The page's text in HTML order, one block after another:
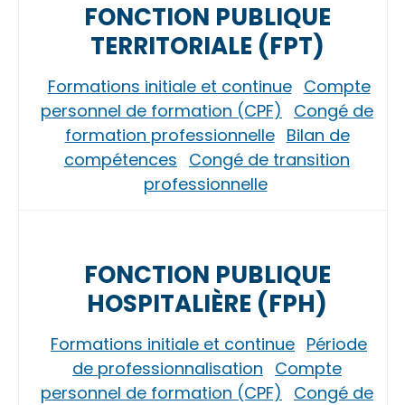
FONCTION PUBLIQUE
TERRITORIALE (FPT)
Formations initiale et continue Compte
personnel de formation (CPF)
Congé de
formation professionnelle Bilan de
compétences Congé de transition
professionnelle
FONCTION PUBLIQUE
HOSPITALIÈRE (FPH)
Formations initiale et continue Période
de professionnalisation Compte
personnel de formation (CPF)
Congé de